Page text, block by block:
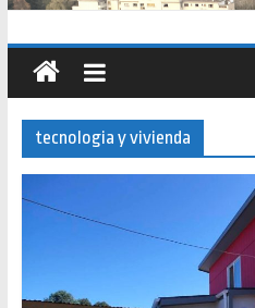
Santiago : un patrimonio
tecnologia y vivienda